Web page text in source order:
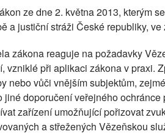
ze dne 2. května 2013, kterým
a justiční stráži České republiky,
zákona reaguje na požadavky
vzniklé při aplikaci zákona v praxi.
nebo vůči vnějším subjektům,
jiné doporučení veřejného
zařízení umožňující pořizovat
a střežených Vězeňskou